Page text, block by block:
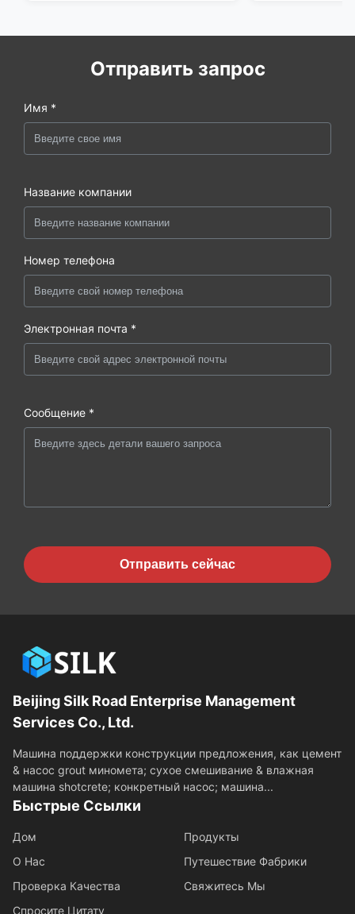
Отправить запрос
Имя *
Название компании
Номер телефона
Электронная почта *
Сообщение *
Отправить сейчас
Beijing Silk Road Enterprise Management
Services Co., Ltd.
Машина поддержки конструкции предложения, как цемент
& насос grout миномета; сухое смешивание & влажная
машина shotcrete; конкретный насос; машина...
Быстрые Ссылки
Дом
Продукты
О Нас
Путешествие Фабрики
Проверка Качества
Свяжитесь Мы
Спросите Цитату